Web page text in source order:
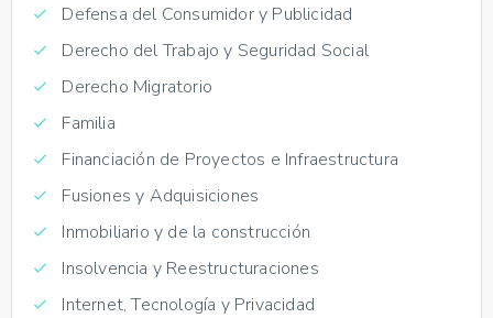
Defensa del Consumidor y Publicidad
Derecho del Trabajo y Seguridad Social
Derecho Migratorio
Familia
Financiación de Proyectos e Infraestructura
Fusiones y Adquisiciones
Inmobiliario y de la construcción
Insolvencia y Reestructuraciones
Internet, Tecnología y Privacidad